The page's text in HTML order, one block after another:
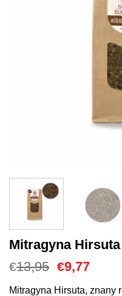
Mitragyna Hirsuta
€13,95 Cena
wynosiła:
€9,77
to:
Mitragyna Hirsuta, znany